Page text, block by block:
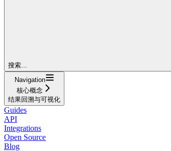
搜索...
Navigation
核心概念
结果回溯与可视化
Guides
API
Integrations
Open Source
Blog